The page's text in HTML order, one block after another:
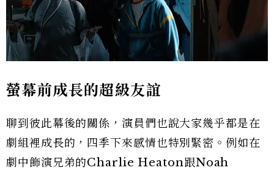
螢幕前成長的超級友誼
聊到彼此幕後的關係，演員們也說大家幾乎都是在
劇組裡成長的，四季下來感情也特別緊密。例如在
劇中飾演兄弟的Charlie Heaton跟Noah